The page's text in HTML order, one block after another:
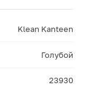
Klean Kanteen
Голубой
23930